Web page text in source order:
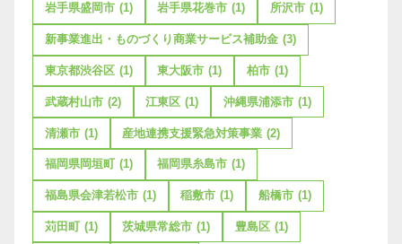
岩手県盛岡市 (1) 岩手県花巻市 (1) 所沢市 (1)
新事業進出・ものづくり商業サービス補助金 (3)
東京都渋谷区 (1) 東大阪市 (1) 柏市 (1)
武蔵村山市 (2) 江東区 (1) 沖縄県浦添市 (1)
清瀬市 (1) 産地連携支援緊急対策事業 (2)
福岡県岡垣町 (1) 福岡県糸島市 (1)
福島県会津若松市 (1) 稲敷市 (1) 船橋市 (1)
苅田町 (1) 茨城県常総市 (1) 豊島区 (1)